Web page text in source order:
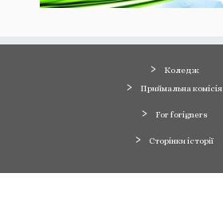
Коледж
Приймальна комісія
For forigners
Сторінки історії